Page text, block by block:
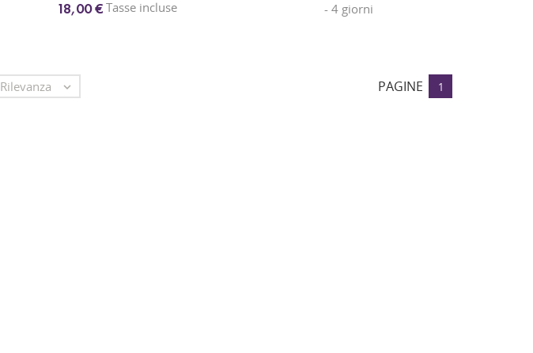
18,00 € Tasse incluse
- 4 giorni
Rilevanza  PAGINE 1